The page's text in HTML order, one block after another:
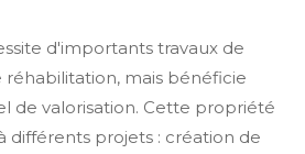
d'importants travaux de
réhabilitation, mais bénéficie
de valorisation. Cette propriété
différents projets : création de